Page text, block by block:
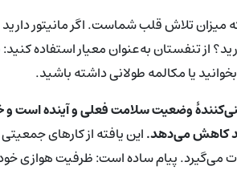
از تنفستان به‌عنوان معیار استفاده کنید:
یا مکالمه طولانی داشته باشید.
وضعیت سلامت فعلی و آینده است و
این یافته از کارهای
پیام ساده است: ظرفیت هوازی خود